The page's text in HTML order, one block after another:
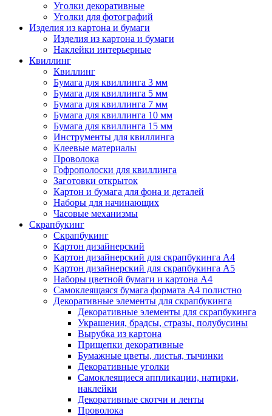
Уголки декоративные
Уголки для фотографий
Изделия из картона и бумаги
Изделия из картона и бумаги
Наклейки интерьерные
Квиллинг
Квиллинг
Бумага для квиллинга 3 мм
Бумага для квиллинга 5 мм
Бумага для квиллинга 7 мм
Бумага для квиллинга 10 мм
Бумага для квиллинга 15 мм
Инструменты для квиллинга
Клеевые материалы
Проволока
Гофрополоски для квиллинга
Заготовки открыток
Картон и бумага для фона и деталей
Наборы для начинающих
Часовые механизмы
Скрапбукинг
Скрапбукинг
Картон дизайнерский
Картон дизайнерский для скрапбукинга А4
Картон дизайнерский для скрапбукинга А5
Наборы цветной бумаги и картона А4
Самоклеящаяся бумага формата А4 полистно
Декоративные элементы для скрапбукинга
Декоративные элементы для скрапбукинга
Украшения, брадсы, стразы, полубусины
Вырубка из картона
Прищепки декоративные
Бумажные цветы, листья, тычинки
Декоративные уголки
Самоклеящиеся аппликации, натирки,
наклейки
Декоративные скотчи и ленты
Проволока